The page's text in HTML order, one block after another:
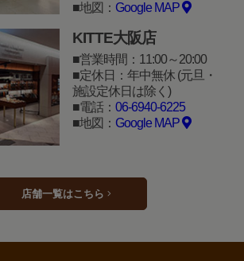
地図： Google MAP
KITTE大阪店
営業時間：11:00～20:00
定休日：年中無休 (元旦・
施設定休日は除く)
電話： 06-6940-6225
地図： Google MAP
店舗一覧はこちら